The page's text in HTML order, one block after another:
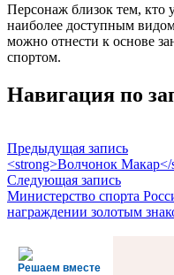
Персонаж близок тем, кто
наиболее доступным
можно отнести к основе
спортом.
Навигация по
Предыдущая запись
<strong>Волчонок Макар</
Следующая запись
Министерство спорта
награждении золотым
Решаем вместе